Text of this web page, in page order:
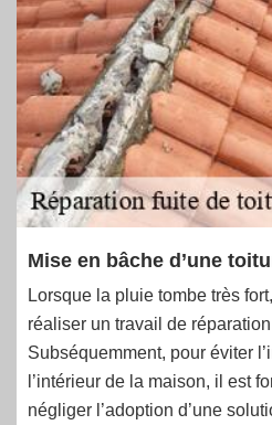
Mise en bâche d’une
Lorsque la pluie tombe très
réaliser un travail de
Subséquemment, pour éviter
l’intérieur de la maison, il est
négliger l’adoption d’une